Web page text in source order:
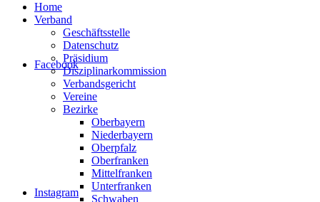
Facebook
Instagram
Home
Verband
Geschäftsstelle
Datenschutz
Präsidium
Disziplinarkommission
Verbandsgericht
Vereine
Bezirke
Oberbayern
Niederbayern
Oberpfalz
Oberfranken
Mittelfranken
Unterfranken
Schwaben